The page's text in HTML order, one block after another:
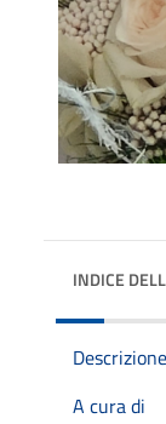
INDICE
Descrizione
A cura di